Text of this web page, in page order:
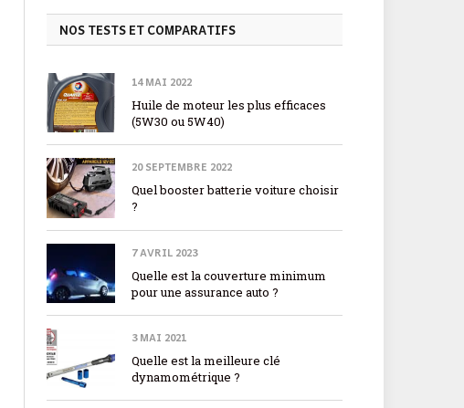
NOS TESTS ET COMPARATIFS
14 MAI 2022
Huile de moteur les plus efficaces
(5W30 ou 5W40)
20 SEPTEMBRE 2022
Quel booster batterie voiture choisir
?
7 AVRIL 2023
Quelle est la couverture minimum
pour une assurance auto ?
3 MAI 2021
Quelle est la meilleure clé
dynamométrique ?